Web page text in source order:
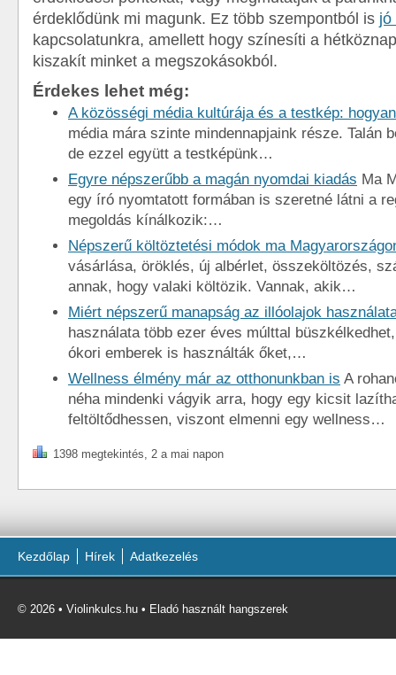
érdeklődünk mi magunk. Ez több szempontból is jó
kapcsolatunkra, amellett hogy színesíti a
kiszakít minket a megszokásokból.
Érdekes lehet még:
A közösségi média kultúrája és a testkép:
média mára szinte mindennapjaink része. Talán
de ezzel együtt a testképünk…
Egyre népszerűbb a magán nyomdai kiadás Ma
egy író nyomtatott formában is szeretné látni a
megoldás kínálkozik:…
Népszerű költöztetési módok ma
vásárlása, öröklés, új albérlet, összeköltözés,
annak, hogy valaki költözik. Vannak, akik…
Miért népszerű manapság az illóolajok
használata több ezer éves múlttal
ókori emberek is használták őket,…
Wellness élmény már az otthonunkban is A
néha mindenki vágyik arra, hogy egy kicsit
feltöltődhessen, viszont elmenni egy wellness…
1398 megtekintés, 2 a mai napon
Kezdőlap Hírek Adatkezelés
© 2026 • Violinkulcs.hu • Eladó használt hangszerek